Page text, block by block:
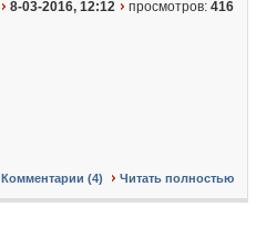
8-03-2016, 12:12 просмотров: 416
Комментарии (4) Читать полностью